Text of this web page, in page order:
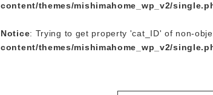
content/themes/mishimahome_wp_v2/
Notice: Trying to get property 'cat_ID' of non-
content/themes/mishimahome_wp_v2/